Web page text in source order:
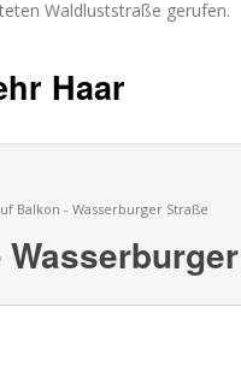
Waldluststraße gerufen.
Haar
Balkon - Wasserburger Straße